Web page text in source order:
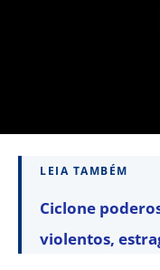
LEIA TAMBÉM
Ciclone
violentos,